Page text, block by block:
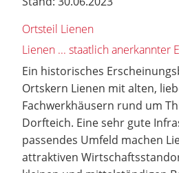
Ortsteil Lienen
Lienen ... staatlich anerkannter
Ein historisches
Ortskern Lienen mit alten,
Fachwerkhäusern rund um
Dorfteich. Eine sehr gute
passendes Umfeld machen
attraktiven